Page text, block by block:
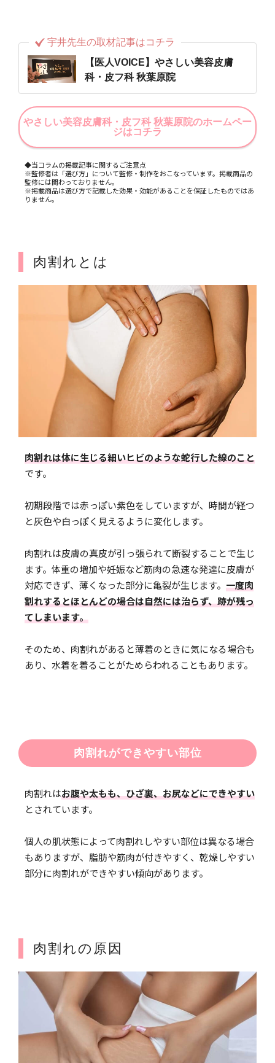
宇井先生の取材記事はコチラ
【医人VOICE】やさしい美容皮膚
科・皮フ科 秋葉原院
やさしい美容皮膚科・皮フ科 秋葉原院のホームペー
ジはコチラ
◆当コラムの掲載記事に関するご注意点
※監修者は「選び方」について監修・制作をおこなっています。掲載商品の
監修には関わっておりません。
※掲載商品は選び方で記載した効果・効能があることを保証したものではあ
りません。
肉割れとは
肉割れは体に生じる細いヒビのような蛇行した線のこと
です。
初期段階では赤っぽい紫色をしていますが、時間が経つ
と灰色や白っぽく見えるように変化します。
肉割れは皮膚の真皮が引っ張られて断裂することで生じ
ます。体重の増加や妊娠など筋肉の急速な発達に皮膚が
対応できず、薄くなった部分に亀裂が生じます。 一度肉
割れするとほとんどの場合は自然には治らず、跡が残っ
てしまいます。
そのため、肉割れがあると薄着のときに気になる場合も
あり、水着を着ることがためらわれることもあります。
肉割れができやすい部位
肉割れはお腹や太もも、ひざ裏、お尻などにできやすい
とされています。
個人の肌状態によって肉割れしやすい部位は異なる場合
もありますが、脂肪や筋肉が付きやすく、乾燥しやすい
部分に肉割れができやすい傾向があります。
肉割れの原因